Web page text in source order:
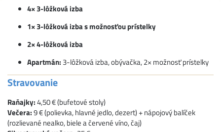
4× 3-lôžková izba
1× 3-lôžková izba s možnosťou prístelky
2× 4-lôžková izba
Apartmán: 3-lôžková izba, obývačka, 2× možnosť prístelky
Stravovanie
Raňajky:4,50 € (bufetové stoly)
Večera:9 € (polievka, hlavné jedlo, dezert) + nápojový balíček
(rozlievané nealko, biele a červené víno, čaj)